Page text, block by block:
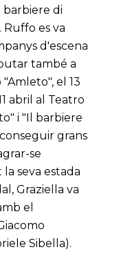
barbiere di
Ruffo es va
d'escena
també a
el 13
abril al Teatro
i "Il barbiere
grans
se
seva estada
Graziella va
el
Sibella).